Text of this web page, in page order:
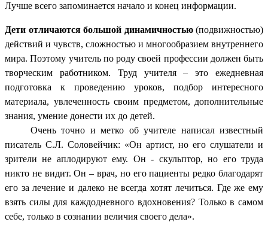
Лучше всего запоминается начало и конец информации.
Дети отличаются большой динамичностью(подвижностью)
действий и чувств, сложностью и многообразием внутреннего
мира. Поэтому учитель по роду своей профессии должен быть
творческим работником. Труд учителя – это ежедневная
подготовка к проведению уроков, подбор интересного
материала, увлеченность своим предметом, дополнительные
знания, умение донести их до детей.
Очень точно и метко об учителе написал известный
писатель С.Л. Соловейчик: «Он артист, но его слушатели и
зрители не аплодируют ему. Он - скульптор, но его труда
никто не видит. Он – врач, но его пациенты редко благодарят
его за лечение и далеко не всегда хотят лечиться. Где же ему
взять силы для каждодневного вдохновения? Только в самом
себе, только в сознании величия своего дела».